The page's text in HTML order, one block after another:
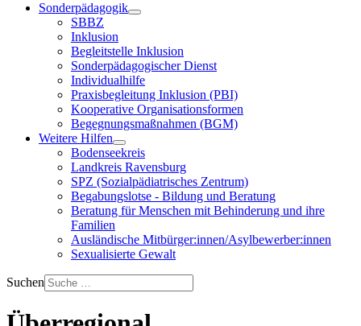
Sonderpädagogik
SBBZ
Inklusion
Begleitstelle Inklusion
Sonderpädagogischer Dienst
Individualhilfe
Praxisbegleitung Inklusion (PBI)
Kooperative Organisationsformen
Begegnungsmaßnahmen (BGM)
Weitere Hilfen
Bodenseekreis
Landkreis Ravensburg
SPZ (Sozialpädiatrisches Zentrum)
Begabungslotse - Bildung und Beratung
Beratung für Menschen mit Behinderung und ihre
Familien
Ausländische Mitbürger:innen/Asylbewerber:innen
Sexualisierte Gewalt
Suchen